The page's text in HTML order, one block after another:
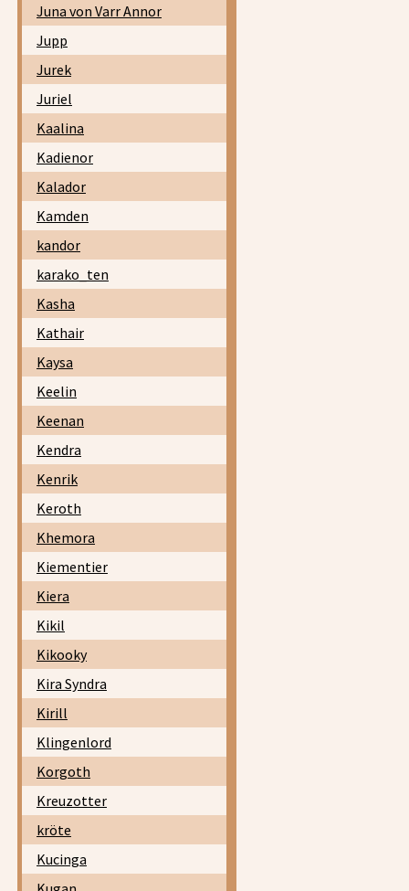
Juna von Varr Annor
Jupp
Jurek
Juriel
Kaalina
Kadienor
Kalador
Kamden
kandor
karako_ten
Kasha
Kathair
Kaysa
Keelin
Keenan
Kendra
Kenrik
Keroth
Khemora
Kiementier
Kiera
Kikil
Kikooky
Kira Syndra
Kirill
Klingenlord
Korgoth
Kreuzotter
kröte
Kucinga